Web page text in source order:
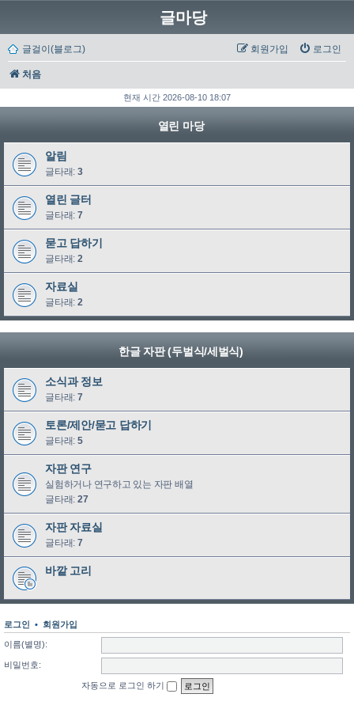
글마당
글걸이(블로그) 로그인
회원가입
처음
현재 시간 2026-08-10 18:07
열린 마당
알림
글타래: 3
열린 글터
글타래: 7
묻고 답하기
글타래: 2
자료실
글타래: 2
한글 자판 (두벌식/세벌식)
소식과 정보
글타래: 7
토론/제안/묻고 답하기
글타래: 5
자판 연구
실험하거나 연구하고 있는 자판 배열
글타래: 27
자판 자료실
글타래: 7
바깥 고리
로그인 • 회원가입
이름(별명):
비밀번호:
자동으로 로그인 하기